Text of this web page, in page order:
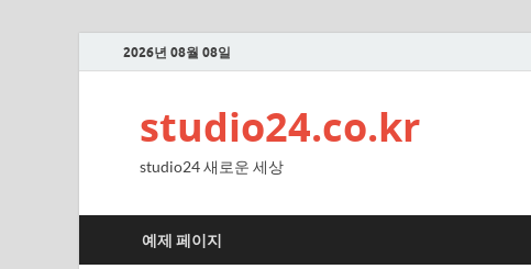
2026년 08월 08일
studio24.co.kr
studio24 새로운 세상
예제 페이지